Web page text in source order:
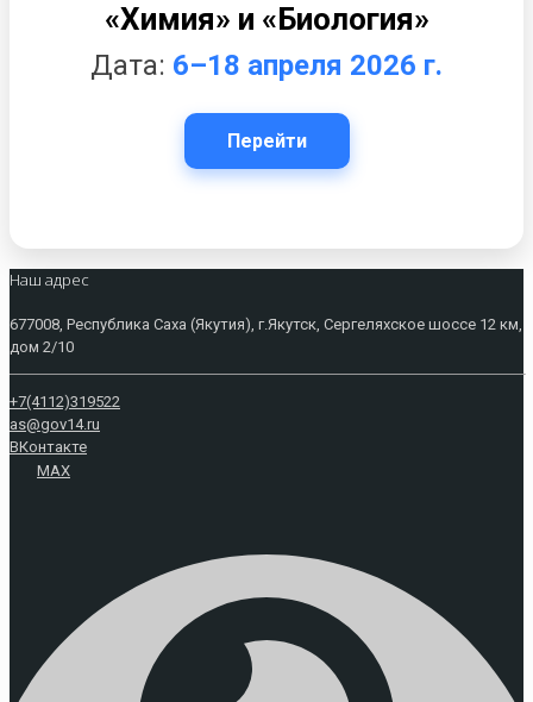
«Химия» и «Биология»
Дата: 6–18 апреля 2026 г.
Перейти
Наш адрес
677008, Республика Саха (Якутия), г.Якутск, Сергеляхское шоссе 12 км,
дом 2/10
+7(4112)319522
as@gov14.ru
ВКонтакте
MAX